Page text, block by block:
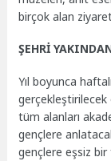
birçok alan
ŞEHRİ
Yıl boyunca
tüm alanları
gençlere
gençlere eşsiz